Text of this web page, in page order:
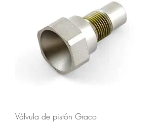
Válvula de pistón Graco